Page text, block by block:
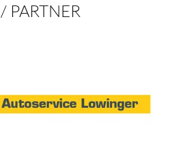
/ PARTNER